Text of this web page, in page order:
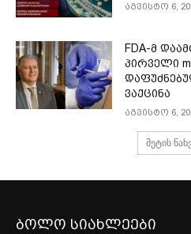
აგვისტო 6,
FDA-მ
პირველი
ვაქცინა
აგვისტო 6,
მეტის
ბოლო სიახლეები